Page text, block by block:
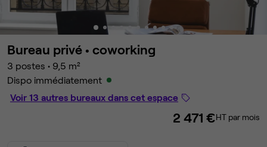
Bureau privé • coworking
3 postes • 9,5 m²
Dispo immédiatement
Voir 13 autres bureaux dans cet espace
2 471 €HT par mois